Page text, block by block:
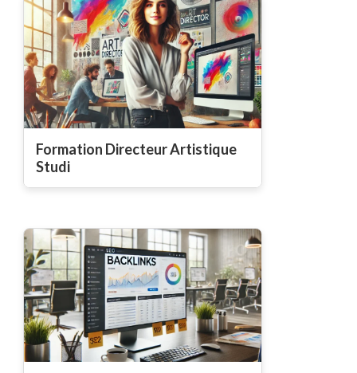
Formation Directeur Artistique
Studi